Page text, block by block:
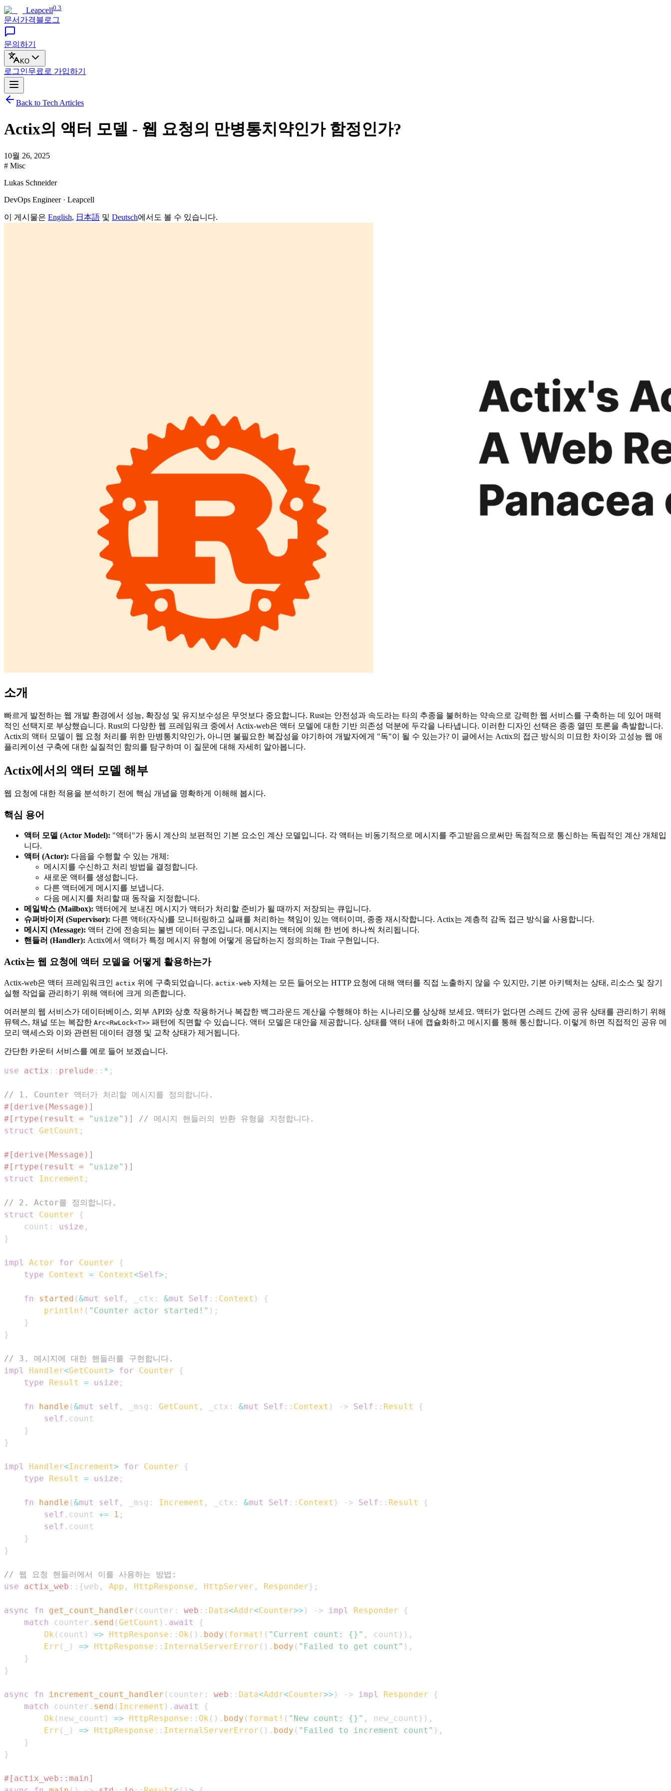
Leapcell0.3
문서 가격블로그
문의하기
KO
로그인무료로 가입하기
Back to Tech Articles
Actix의 액터 모델 - 웹 요청의 만병통치약인가 함정인가?
10월 26, 2025
# Misc
Lukas Schneider
DevOps Engineer · Leapcell
이 게시물은 English, 日本語 및 Deutsch에서도 볼 수 있습니다.
소개
빠르게 발전하는 웹 개발 환경에서 성능, 확장성 및 유지보수성은 무엇보다 중요합니다. Rust는 안전성과 속도라는 타의 추종을 불허하는 약속으로 강력한 웹 서비스를 구축하는 데 있어 매력
적인 선택지로 부상했습니다. Rust의 다양한 웹 프레임워크 중에서 Actix-web은 액터 모델에 대한 기반 의존성 덕분에 두각을 나타냅니다. 이러한 디자인 선택은 종종 열띤 토론을 촉발합니다.
Actix의 액터 모델이 웹 요청 처리를 위한 만병통치약인가, 아니면 불필요한 복잡성을 야기하여 개발자에게 "독"이 될 수 있는가? 이 글에서는 Actix의 접근 방식의 미묘한 차이와 고성능 웹 애
플리케이션 구축에 대한 실질적인 함의를 탐구하며 이 질문에 대해 자세히 알아봅니다.
Actix에서의 액터 모델 해부
웹 요청에 대한 적용을 분석하기 전에 핵심 개념을 명확하게 이해해 봅시다.
핵심 용어
액터 모델 (Actor Model): "액터"가 동시 계산의 보편적인 기본 요소인 계산 모델입니다. 각 액터는 비동기적으로 메시지를 주고받음으로써만 독점적으로 통신하는 독립적인 계산 개체입
니다.
액터 (Actor): 다음을 수행할 수 있는 개체:
메시지를 수신하고 처리 방법을 결정합니다.
새로운 액터를 생성합니다.
다른 액터에게 메시지를 보냅니다.
다음 메시지를 처리할 때 동작을 지정합니다.
메일박스 (Mailbox): 액터에게 보내진 메시지가 액터가 처리할 준비가 될 때까지 저장되는 큐입니다.
슈퍼바이저 (Supervisor): 다른 액터(자식)를 모니터링하고 실패를 처리하는 책임이 있는 액터이며, 종종 재시작합니다. Actix는 계층적 감독 접근 방식을 사용합니다.
메시지 (Message): 액터 간에 전송되는 불변 데이터 구조입니다. 메시지는 액터에 의해 한 번에 하나씩 처리됩니다.
핸들러 (Handler): Actix에서 액터가 특정 메시지 유형에 어떻게 응답하는지 정의하는 Trait 구현입니다.
Actix는 웹 요청에 액터 모델을 어떻게 활용하는가
Actix-web은 액터 프레임워크인 actix 위에 구축되었습니다. actix-web 자체는 모든 들어오는 HTTP 요청에 대해 액터를 직접 노출하지 않을 수 있지만, 기본 아키텍처는 상태, 리소스 및 장기
실행 작업을 관리하기 위해 액터에 크게 의존합니다.
여러분의 웹 서비스가 데이터베이스, 외부 API와 상호 작용하거나 복잡한 백그라운드 계산을 수행해야 하는 시나리오를 상상해 보세요. 액터가 없다면 스레드 간에 공유 상태를 관리하기 위해
뮤텍스, 채널 또는 복잡한 Arc<RwLock<T>> 패턴에 직면할 수 있습니다. 액터 모델은 대안을 제공합니다. 상태를 액터 내에 캡슐화하고 메시지를 통해 통신합니다. 이렇게 하면 직접적인 공유 메
모리 액세스와 이와 관련된 데이터 경쟁 및 교착 상태가 제거됩니다.
간단한 카운터 서비스를 예로 들어 보겠습니다.
use actix :: prelude :: * ;
// 1. Counter 액터가 처리할 메시지를 정의합니다.
#[derive(Message)]
#[rtype(result =
"usize" )]
// 메시지 핸들러의 반환 유형을 지정합니다.
struct
GetCount ;
#[derive(Message)]
#[rtype(result =
"usize" )]
struct
Increment ;
// 2. Actor를 정의합니다.
struct
Counter
{
    count
: usize ,
}
impl Actor for Counter
{
type
Context = Context<Self> ;
fn started (&mut self , _ctx : &mut Self :: Context )
{
println! ( "Counter actor started!" ) ;
}
}
// 3. 메시지에 대한 핸들러를 구현합니다.
impl
Handler<GetCount> for Counter
{
type
Result = usize ;
fn handle (&mut self , _msg : GetCount , _ctx : &mut Self :: Context ) -> Self :: Result
{
self .
}
}
impl Handler<Increment> for Counter
{
type
Result = usize ;
fn handle (&mut self , _msg : Increment , _ctx : &mut Self :: Context ) -> Self :: Result
{
self . count += 1 ;
self .
}
}
// 웹 요청 핸들러에서 이를 사용하는 방법:
use
actix_web :: {web , App , HttpResponse , HttpServer , Responder} ;
async fn get_count_handler ( counter : web :: Data<Addr<Counter>> ) -> impl Responder
{
match
counter . send (GetCount ) . await
{
Ok ( count ) => HttpResponse :: Ok ( ) . body ( format! ( "Current count: {}" , count ) ) ,
Err ( ) => HttpResponse :: InternalServerError ( ) . body ( "Failed to get count" ) ,
}
}
async fn increment_count_handler ( counter : web :: Data<Addr<Counter>> ) -> impl Responder
{
match
counter . send ( Increment ) . await
{
Ok ( new_count ) => HttpResponse :: Ok ( ) . body ( format! ( "New count: {}" , new_count ) ) ,
Err ( ) => HttpResponse :: InternalServerError ( ) . body ( "Failed to increment count" ) ,
}
}
#[actix_web::main]